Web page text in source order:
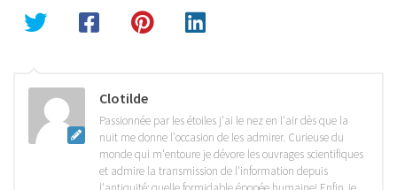
Clotilde
Passionnée par les étoiles j'ai le nez en l'air dès que la
nuit me donne l'occasion de les admirer. Curieuse du
monde qui m'entoure je dévore les ouvrages scientifiques
et admire la transmission de l'information depuis